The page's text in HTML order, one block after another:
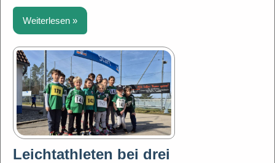
Weiterlesen
Leichtathleten bei drei